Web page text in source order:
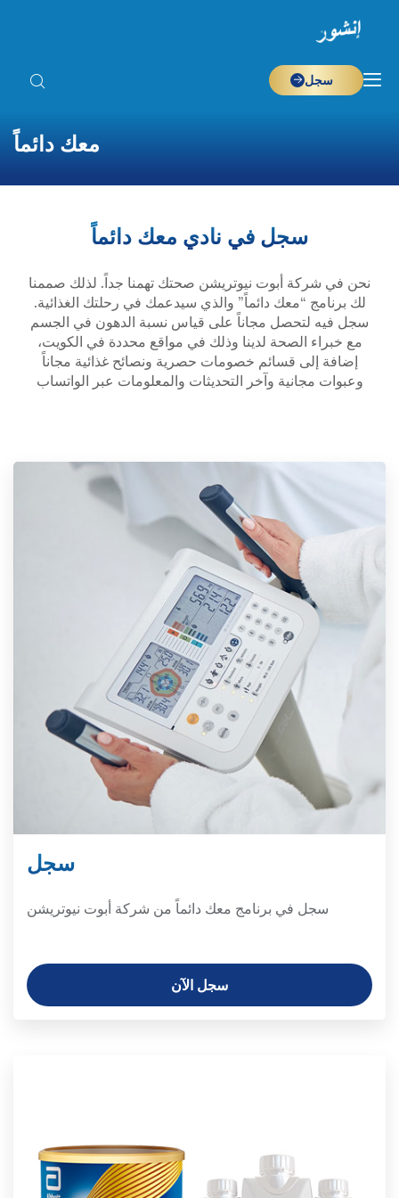
سجل
معك دائماً
سجل في نادي معك دائماً
نحن في شركة أبوت نيوتريشن صحتك تهمنا جداً. لذلك صممنا
لك برنامج “معك دائماً” والذي سيدعمك في رحلتك الغذائية.
سجل فيه لتحصل مجاناً على قياس نسبة الدهون في الجسم
مع خبراء الصحة لدينا وذلك في مواقع محددة في الكويت،
إضافة إلى قسائم خصومات حصرية ونصائح غذائية مجاناً
وعبوات مجانية وآخر التحديثات والمعلومات عبر الواتساب
سجل
سجل في برنامج معك دائماً من شركة أبوت نيوتريشن
سجل الآن